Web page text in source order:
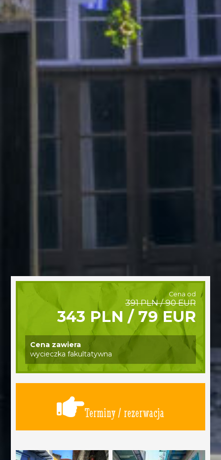
Cena od
391 PLN / 90 EUR
343 PLN / 79 EUR
Cena zawiera
wycieczka fakultatywna
Terminy / rezerwacja